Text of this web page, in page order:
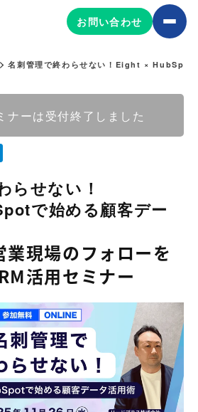
ルティング
MyFolio
シュ
エリ
【金融機関向け】マーケティ
ング
サービス
ィン
SNSアカウント運用代行サー
ビス（LINE）
お問い合わせ
名刺管理で終わらせない！Eight × HubSpot
ナーは受付終了しました
らせない！
で始める顧客デー
現場のフォローを
活用セミナー